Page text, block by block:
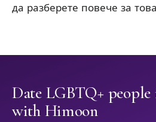
да разберете повече за
Date LGBTQ+
with Himoon